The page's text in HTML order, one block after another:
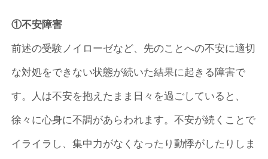
①不安障害
前述の受験ノイローゼなど、先のことへの不安に適切
な対処をできない状態が続いた結果に起きる障害で
す。人は不安を抱えたまま日々を過ごしていると、
徐々に心身に不調があらわれます。不安が続くことで
イライラし、集中力がなくなったり動悸がしたりしま